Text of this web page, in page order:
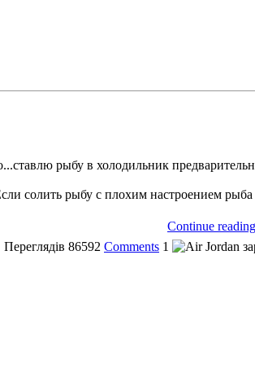
рыбу в холодильник
солить рыбу с плохим настроением рыба
Continue
Переглядів 86592 Comments 1